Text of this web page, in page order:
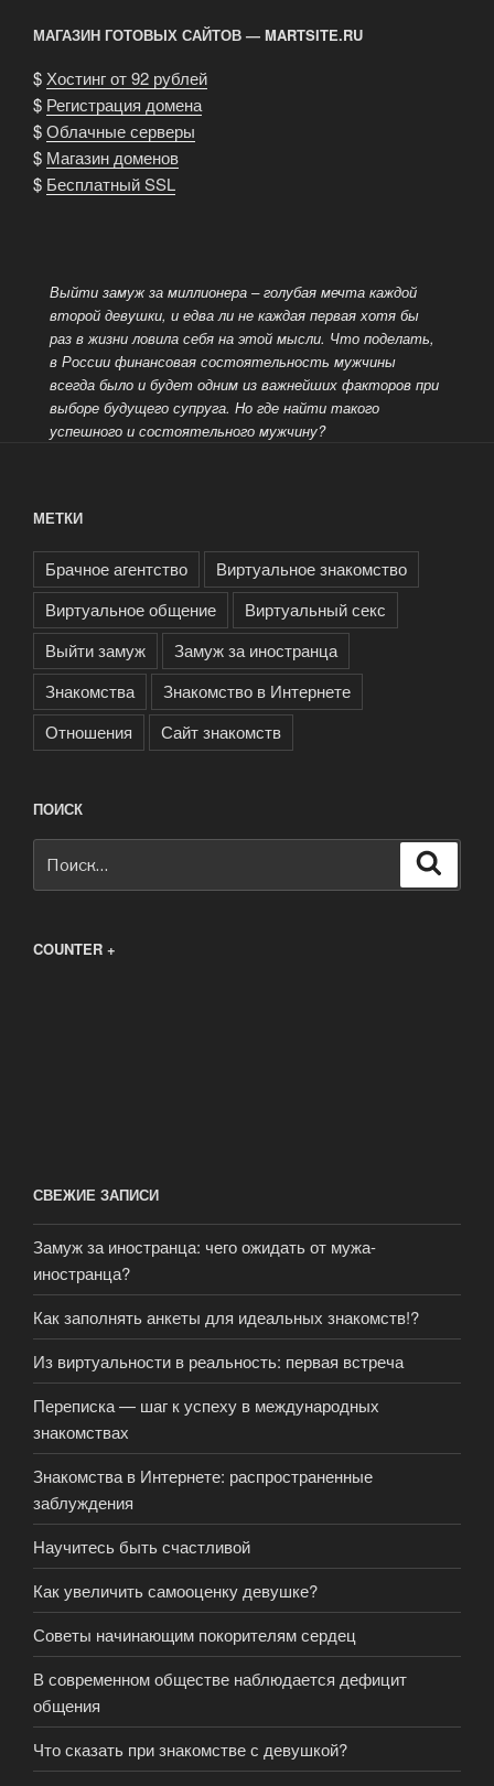
МАГАЗИН ГОТОВЫХ САЙТОВ — MARTSITE.RU
$ Хостинг от 92 рублей
$ Регистрация домена
$Облачные серверы
$ Магазин доменов
$ Бесплатный SSL
Выйти замуж за миллионера – голубая мечта каждой
второй девушки, и едва ли не каждая первая хотя бы
раз в жизни ловила себя на этой мысли. Что поделать,
в России финансовая состоятельность мужчины
всегда было и будет одним из важнейших факторов при
выборе будущего супруга. Но где найти такого
успешного и состоятельного мужчину?
МЕТКИ
Брачное агентство
Виртуальное знакомство
Виртуальное общение
Виртуальный секс
Выйти замуж
Замуж за иностранца
Знакомства
Знакомство в Интернете
Отношения
Сайт знакомств
ПОИСК
COUNTER +
СВЕЖИЕ ЗАПИСИ
Замуж за иностранца: чего ожидать от мужа-
иностранца?
Как заполнять анкеты для идеальных знакомств!?
Из виртуальности в реальность: первая встреча
Переписка — шаг к успеху в международных
знакомствах
Знакомства в Интернете: распространенные
заблуждения
Научитесь быть счастливой
Как увеличить самооценку девушке?
Советы начинающим покорителям сердец
В современном обществе наблюдается дефицит
общения
Что сказать при знакомстве с девушкой?